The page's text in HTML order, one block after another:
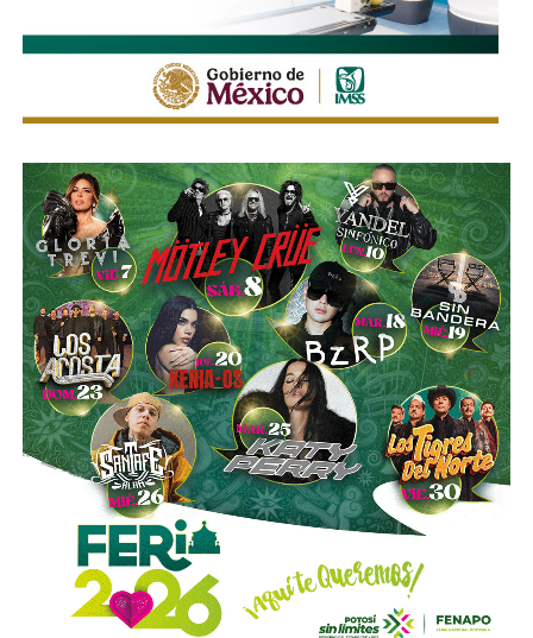
que la dejó al borde de la quiebra a mediados de la década
pasada, hasta queel ingeniero Slim inyectó el capital
necesario para salvar a la compañía y convertirse en
su principal accionista. Desde su llegada, se han hecho
con proyectos de la talla de la remodelación delEstadio
del Metro de Nueva York.
El vínculo de Slim con El Realito no se limita a su
participación como socio operador. La propia constructora
de Carlos Slim,Carso Infraestructura y Construcción
(CICSA), fue la que diseñó y construyó físicamente la
presa, bajo un contrato adjudicado en 2008. Así lo
documenta el propio sitio de CICSA, que enlista la obra en
su portafolio de proyectos de agua, junto con reportes de
la revista Expansióny los reportes anuales de Grupo
Carso, que reportan el avance de la construcción en 2008 y
su conclusión en 2012. Es decir:antes de cobrar por
operar el acueducto, Slim ya había cobrado por
levantarlo.
El otro bloque,Conoinsa/Empresas ICA
(50.999% del
consorcio, la porción mayor), no es de Slim (o no del todo).